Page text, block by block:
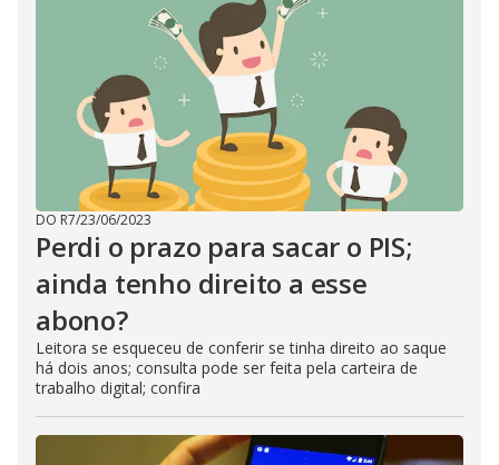
DO R7/23/06/2023
Perdi o prazo para sacar o PIS;
ainda tenho direito a esse
abono?
Leitora se esqueceu de conferir se tinha direito ao saque
há dois anos; consulta pode ser feita pela carteira de
trabalho digital; confira